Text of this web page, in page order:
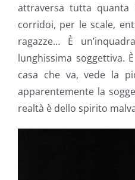
attraversa tutta
corridoi, per le scale,
ragazze… È
lunghissima soggettiva.
casa che va, vede la
apparentemente la
realtà è dello spirito